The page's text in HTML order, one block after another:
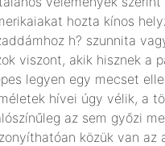
hozta kínos
h? szunnita
viszont, akik hisznek a
legyen egy mecset
hívei úgy vélik, a
az sem győzi
közük van az